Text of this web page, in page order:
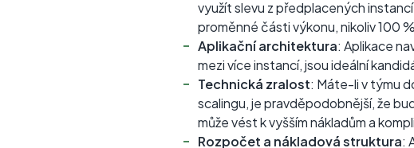
využít slevu z předplacených
proměnné části výkonu, nikoliv 100
Aplikační architektura: Aplikace
mezi více instancí, jsou ideální
Technická zralost: Máte-li v týmu
scalingu, je pravděpodobnější, že
může vést k vyšším nákladům a
Rozpočet a nákladová struktura: